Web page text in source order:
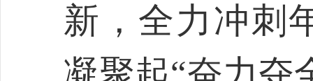
新，全力冲刺
凝聚起“奋力夺